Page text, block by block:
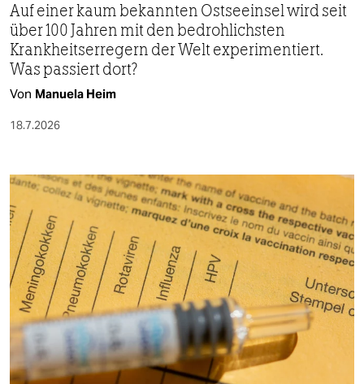
Auf einer kaum bekannten Ostseeinsel wird seit
über 100 Jahren mit den bedrohlichsten
Krankheitserregern der Welt experimentiert.
Was passiert dort?
Von Manuela Heim
18.7.2026